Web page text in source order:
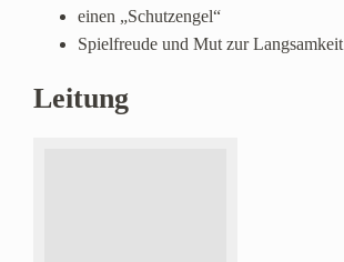
einen „Schutzengel“
Spielfreude und Mut zur Langsamkeit
Leitung